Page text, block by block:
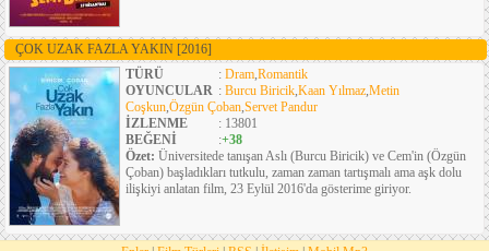
ÇOK UZAK FAZLA YAKIN [2016]
TÜRÜ
: Dram,Romantik
OYUNCULAR : Burcu Biricik,Kaan Yılmaz,Metin
Coşkun,Özgün Çoban,Servet Pandur
İZLENME
: 13801
BEĞENİ
:+38
Özet: Üniversitede tanışan Aslı (Burcu Biricik) ve Cem'in (Özgün
Çoban) başladıkları tutkulu, zaman zaman tartışmalı ama aşk dolu
ilişkiyi anlatan film, 23 Eylül 2016'da gösterime giriyor.